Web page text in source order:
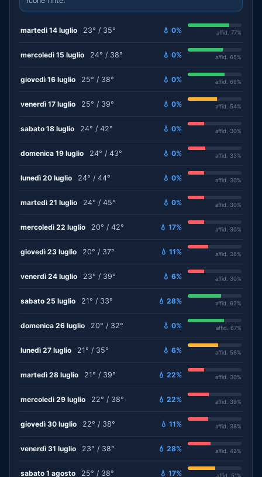
martedì 14 luglio 23° / 35° 💧 0% affid. 77%
mercoledì 15 luglio 24° / 38° 💧 0% affid. 65%
giovedì 16 luglio 25° / 38° 💧 0% affid. 69%
venerdì 17 luglio 25° / 39° 💧 0% affid. 54%
sabato 18 luglio 24° / 42° 💧 0% affid. 30%
domenica 19 luglio 24° / 43° 💧 0% affid. 33%
lunedì 20 luglio 24° / 44° 💧 0% affid. 30%
martedì 21 luglio 24° / 45° 💧 0% affid. 30%
mercoledì 22 luglio 20° / 42° 💧 17% affid. 30%
giovedì 23 luglio 20° / 37° 💧 11% affid. 38%
venerdì 24 luglio 23° / 39° 💧 6% affid. 30%
sabato 25 luglio 21° / 33° 💧 28% affid. 62%
domenica 26 luglio 20° / 32° 💧 0% affid. 67%
lunedì 27 luglio 21° / 35° 💧 6% affid. 56%
martedì 28 luglio 21° / 39° 💧 22% affid. 30%
mercoledì 29 luglio 22° / 38° 💧 22% affid. 39%
giovedì 30 luglio 22° / 38° 💧 11% affid. 38%
venerdì 31 luglio 23° / 38° 💧 28% affid. 42%
sabato 1 agosto 25° / 38° 💧 17% affid. 51%